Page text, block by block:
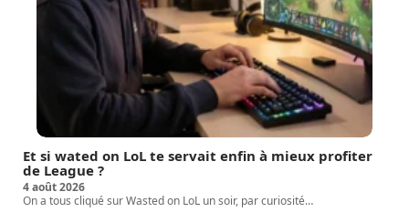
Et si wated on LoL te servait enfin à mieux profiter
de League ?
4 août 2026
On a tous cliqué sur Wasted on LoL un soir, par curiosité…